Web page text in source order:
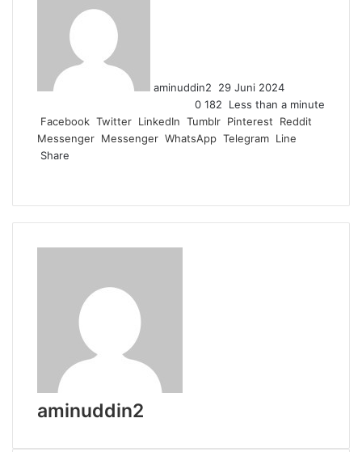
aminuddin2
29 Juni 2024
0 182
Less than a minute
Facebook Twitter LinkedIn Tumblr Pinterest
Reddit
Messenger Messenger WhatsApp Telegram Line
Share
Email
aminuddin2